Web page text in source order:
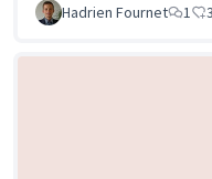
Hadrien Fournet 1 3